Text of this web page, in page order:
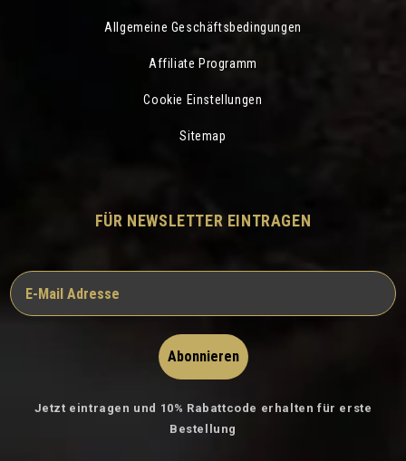
Allgemeine Geschäftsbedingungen
Affiliate Programm
Cookie Einstellungen
Sitemap
FÜR NEWSLETTER EINTRAGEN
Abonnieren
Jetzt eintragen und 10% Rabattcode erhalten für erste
Bestellung